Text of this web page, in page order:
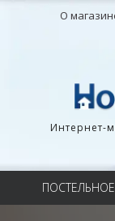
О
Интернет-